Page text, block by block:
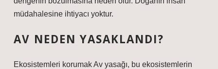
müdahalesine ihtiyacı yoktur.
AV NEDEN YASAKLANDI?
Ekosistemleri korumak Av yasağı, bu ekosistemlerin